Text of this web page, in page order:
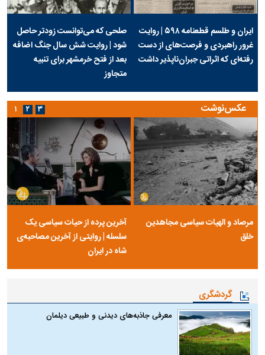
ایران و طلسم قطعنامه ۵۹۸ | روایت
غرور راهبردی و فرصت‌های از دست
رفته‌ای که اثراتی جبران‌ناپذیر داشت
صلحی که می‌توانست زودتر حاصل
شود | روایت شش سال جنگ اضافه
بعد از فتح خرمشهر برای تنبیه
متجاوز
عکس‌نوشت
مرصاد و الهیات سیاسی مجاهدین
خلق
آخرین پرده از حیات سیاسی یک
سلسله | روایتی از آخرین مصاحبه‌ی
شاه در ایران
۱ ۲ ۳
گردشگری
معرفی جاذبه‌های دیدنی و طبیعی دیلمان